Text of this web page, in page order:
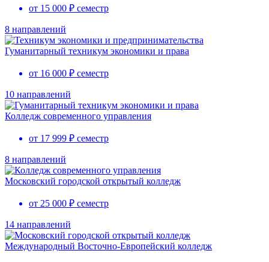
от 15 000 ₽ семестр
8 направлений
Гуманитарный техникум экономики и права
от 16 000 ₽ семестр
10 направлений
Колледж современного управления
от 17 999 ₽ семестр
8 направлений
Московский городской открытый колледж
от 25 000 ₽ семестр
14 направлений
Международный Восточно-Европейский колледж